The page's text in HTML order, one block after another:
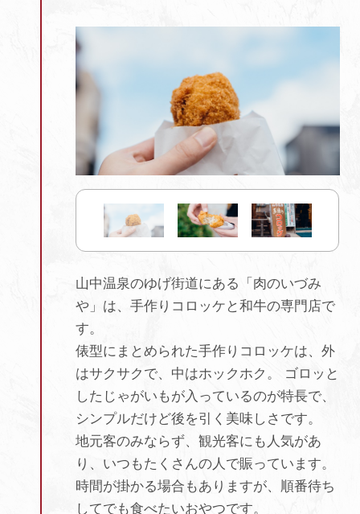
山中温泉のゆげ街道にある「肉のいづみ
や」は、手作りコロッケと和牛の専門店で
す。
俵型にまとめられた手作りコロッケは、外
はサクサクで、中はホックホク。 ゴロッと
したじゃがいもが入っているのが特長で、
シンプルだけど後を引く美味しさです。
地元客のみならず、観光客にも人気があ
り、いつもたくさんの人で賑っています。
時間が掛かる場合もありますが、順番待ち
してでも食べたいおやつです。